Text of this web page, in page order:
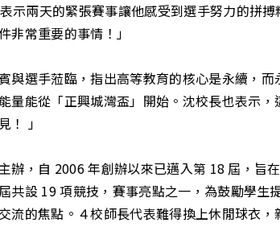
示兩天的緊張賽事讓他感受到選手努力的拼
非常重要的事情！」
與選手蒞臨，指出高等教育的核心是永續，
量能從「正興城灣盃」開始。沈校長也表示
！ 」
辦，自 2006 年創辦以來已邁入第 18 屆，
共設 19 項競技，賽事亮點之一，為鼓勵學
流的焦點。４校師長代表難得換上休閒球衣